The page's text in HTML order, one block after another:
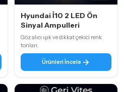
Hyundai İ10 2 LED Ön
Sinyal Ampulleri
Göz alıcı ışık ve dikkat çekici renk
tonları.
Ürünleri İncele